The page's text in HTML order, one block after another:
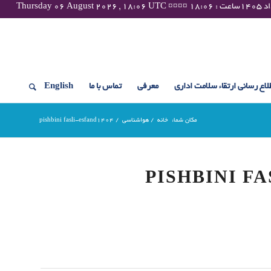
رسانی ارتقاء سلامت اداری معرفی تماس با ما English
مکان شما: خانه / هواشناسی /
pishbini fasli-esfand1404
PISHBINI